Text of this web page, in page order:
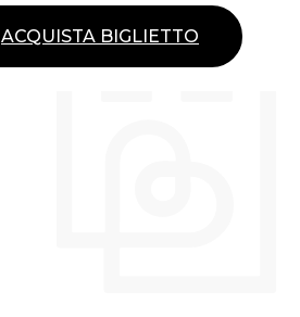
ACQUISTA BIGLIETTO